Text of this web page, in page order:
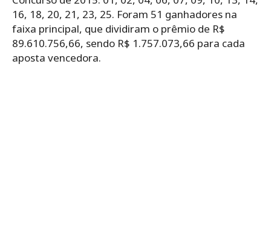
16, 18, 20, 21, 23, 25. Foram 51 ganhadores na
faixa principal, que dividiram o prêmio de R$
89.610.756,66, sendo R$ 1.757.073,66 para cada
aposta vencedora.